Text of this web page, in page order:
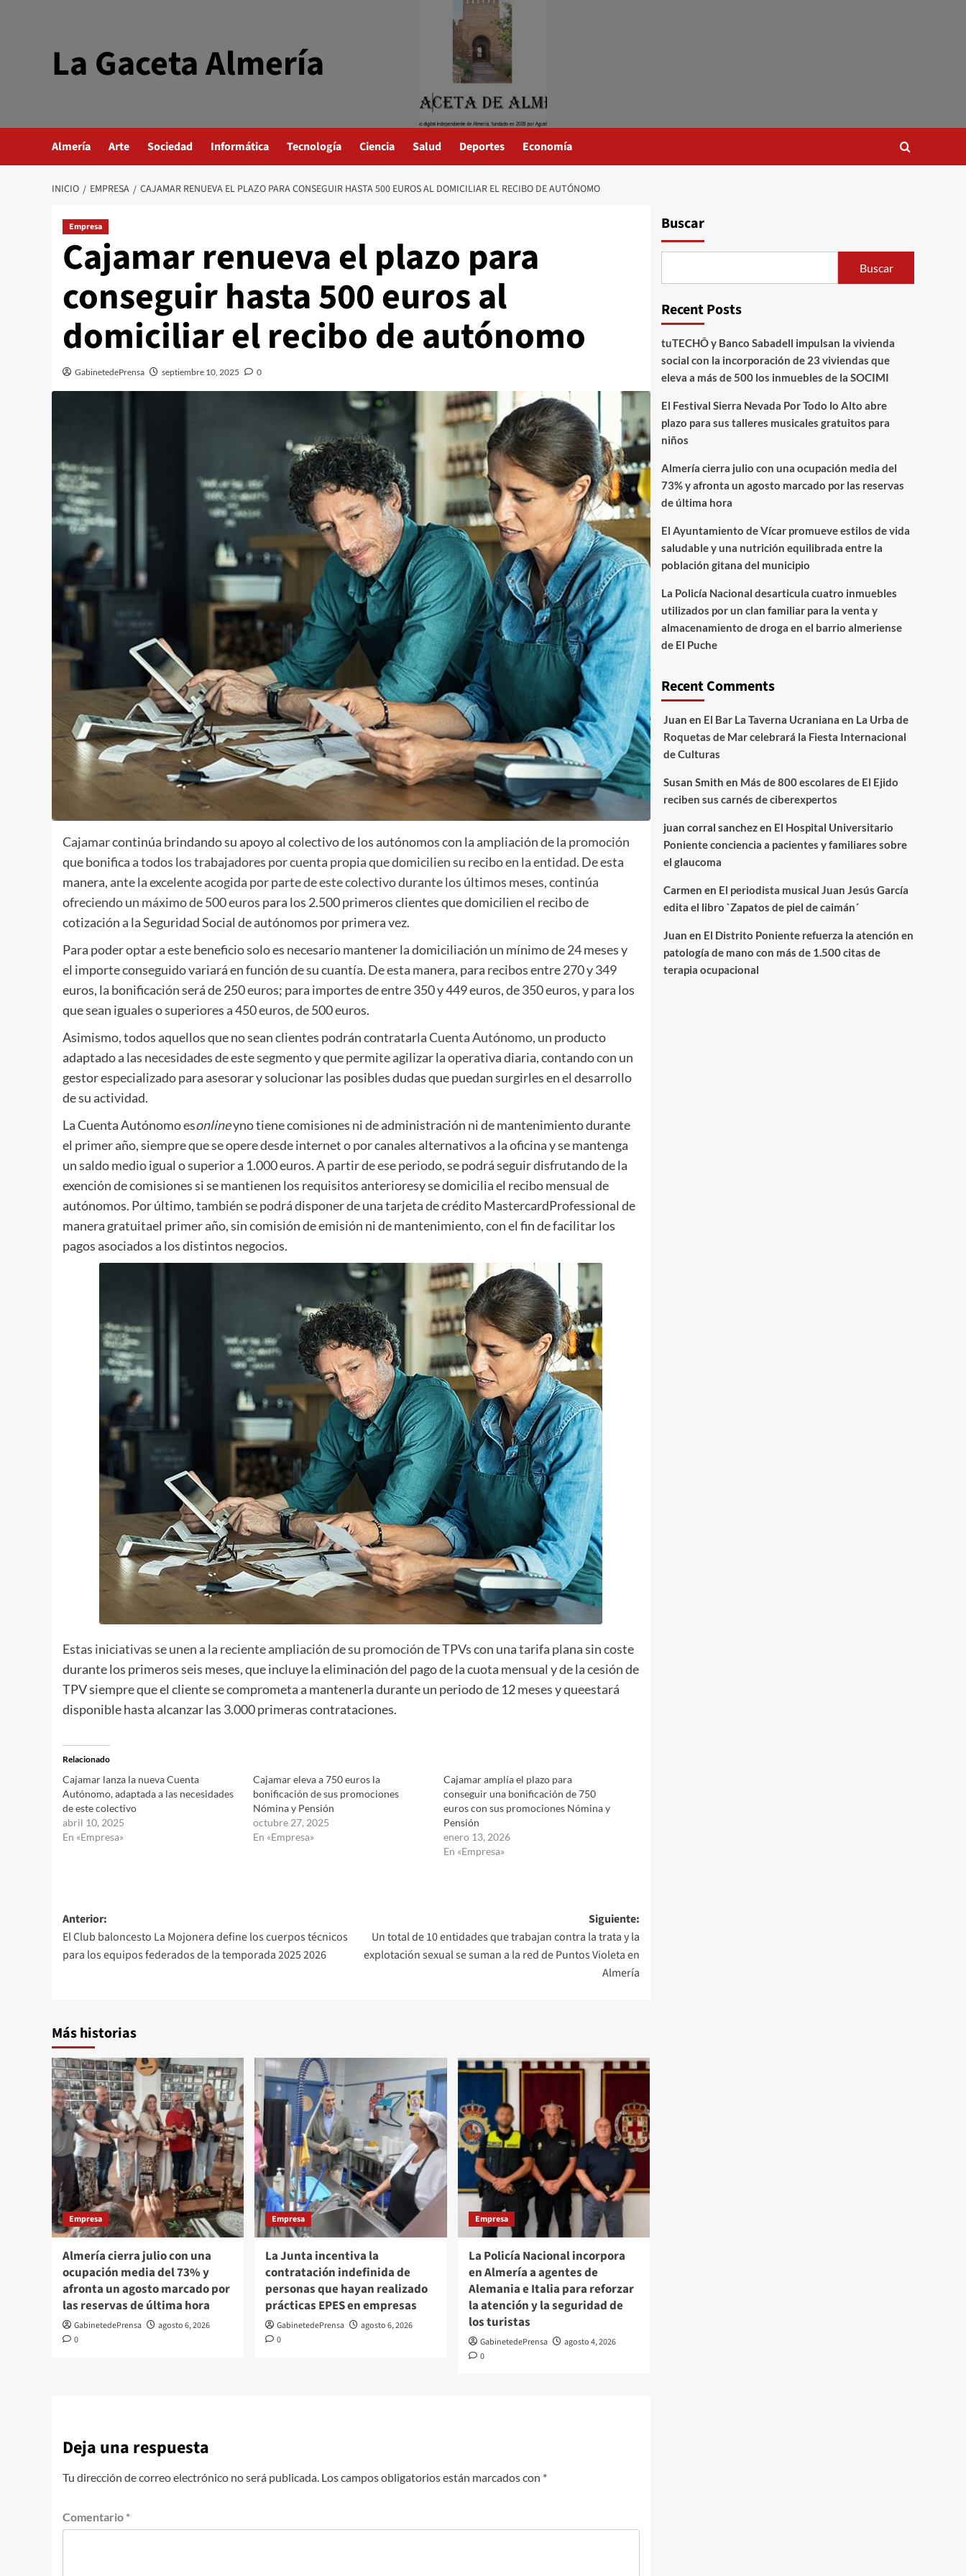
La Gaceta Almería
Almería Arte Sociedad Informática Tecnología Ciencia Salud Deportes Economía
INICIO EMPRESA CAJAMAR RENUEVA EL PLAZO PARA CONSEGUIR HASTA 500 EUROS AL DOMICILIAR EL RECIBO DE AUTÓNOMO
Empresa
Cajamar renueva el plazo para
conseguir hasta 500 euros al
domiciliar el recibo de autónomo
GabinetedePrensa septiembre 10, 2025 0
Cajamarcontinúa brindando su apoyo al colectivo de los autónomos con la ampliación de la promoción
que bonifica a todos los trabajadores por cuenta propia que domicilien su recibo en la entidad. De esta
manera, ante la excelente acogida por parte de este colectivo durante los últimos meses, continúa
ofreciendo un máximo de 500 euros para los 2.500 primeros clientes que domicilien el recibo de
cotización a la Seguridad Social de autónomos por primera vez.
Para poder optar a este beneficio solo es necesario mantener la domiciliación un mínimo de 24 meses y
el importe conseguido variará en función de su cuantía. De esta manera, para recibos entre 270 y 349
euros, la bonificación será de 250 euros; para importes de entre 350 y 449 euros, de 350 euros, y para los
que sean iguales o superiores a 450 euros, de 500 euros.
Asimismo, todos aquellos que no sean clientes podrán contratarlaCuenta Autónomo, un producto
adaptado a las necesidades de este segmento y que permite agilizar la operativa diaria, contando con un
gestor especializado para asesorar y solucionar las posibles dudas que puedan surgirles en el desarrollo
de su actividad.
La Cuenta Autónomo esonlineyno tiene comisiones ni de administración ni de mantenimiento durante
el primer año, siempre que se opere desde internet o por canales alternativos a la oficina y se mantenga
un saldo medio igual o superior a 1.000 euros. A partir de ese periodo, se podrá seguir disfrutando de la
exención de comisiones si se mantienen los requisitos anterioresy se domicilia el recibo mensual de
autónomos. Por último, también se podrá disponer de una tarjeta de crédito MastercardProfessional de
manera gratuitael primer año, sin comisión de emisión ni de mantenimiento, con el fin de facilitar los
pagos asociados a los distintos negocios.
Estas iniciativas se unen a la recienteampliación de su promoción de TPVscon una tarifa plana sin coste
durante los primeros seis meses, que incluye la eliminación del pago de la cuota mensual y de la cesión de
TPV siempre que el cliente se comprometa a mantenerla durante un periodo de 12 meses y queestará
disponible hasta alcanzar las 3.000 primeras contrataciones.
Relacionado
Cajamar lanza la nueva Cuenta
Autónomo, adaptada a las necesidades
de este colectivo
abril 10, 2025
En «Empresa»
Cajamar eleva a 750 euros la
bonificación de sus promociones
Nómina y Pensión
octubre 27, 2025
En «Empresa»
Cajamar amplía el plazo para
conseguir una bonificación de 750
euros con sus promociones Nómina y
Pensión
enero 13, 2026
En «Empresa»
Navegación
de
entradas
Anterior:
El Club baloncesto La Mojonera define los cuerpos técnicos
para los equipos federados de la temporada 2025 2026
Siguiente:
Un total de 10 entidades que trabajan contra la trata y la
explotación sexual se suman a la red de Puntos Violeta en
Almería
Más historias
Empresa
Almería cierra julio con una
ocupación media del 73% y
afronta un agosto marcado por
las reservas de última hora
GabinetedePrensa
agosto 6, 2026
0
Empresa
La Junta incentiva la
contratación indefinida de
personas que hayan realizado
prácticas EPES en empresas
GabinetedePrensa
agosto 6, 2026
0
Empresa
La Policía Nacional incorpora
en Almería a agentes de
Alemania e Italia para reforzar
la atención y la seguridad de
los turistas
GabinetedePrensa
agosto 4, 2026
0
Deja una respuesta
Tu dirección de correo electrónico no será publicada. Los campos obligatorios están marcados con *
Comentario *
Buscar
Buscar
Recent Posts
tuTECHÔ y Banco Sabadell impulsan la vivienda
social con la incorporación de 23 viviendas que
eleva a más de 500 los inmuebles de la SOCIMI
El Festival Sierra Nevada Por Todo lo Alto abre
plazo para sus talleres musicales gratuitos para
niños
Almería cierra julio con una ocupación media del
73% y afronta un agosto marcado por las reservas
de última hora
El Ayuntamiento de Vícar promueve estilos de vida
saludable y una nutrición equilibrada entre la
población gitana del municipio
La Policía Nacional desarticula cuatro inmuebles
utilizados por un clan familiar para la venta y
almacenamiento de droga en el barrio almeriense
de El Puche
Recent Comments
Juan en El Bar La Taverna Ucraniana en La Urba de
Roquetas de Mar celebrará la Fiesta Internacional
de Culturas
Susan Smith en Más de 800 escolares de El Ejido
reciben sus carnés de ciberexpertos
juan corral sanchezen El Hospital Universitario
Poniente conciencia a pacientes y familiares sobre
el glaucoma
Carmen en El periodista musical Juan Jesús García
edita el libro `Zapatos de piel de caimán´
Juan en El Distrito Poniente refuerza la atención en
patología de mano con más de 1.500 citas de
terapia ocupacional